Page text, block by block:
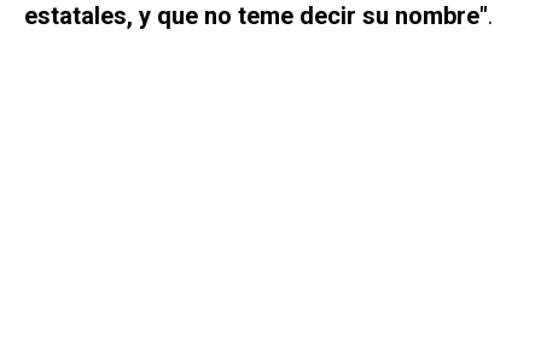
estatales, y que no teme decir su nombre".